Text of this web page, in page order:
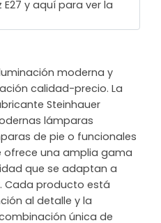
y aquí para ver la
moderna y
calidad-precio. La
Steinhauer
lámparas
de pie o funcionales
ofrece una amplia gama
que se adaptan a
Cada producto está
al detalle y la
única de